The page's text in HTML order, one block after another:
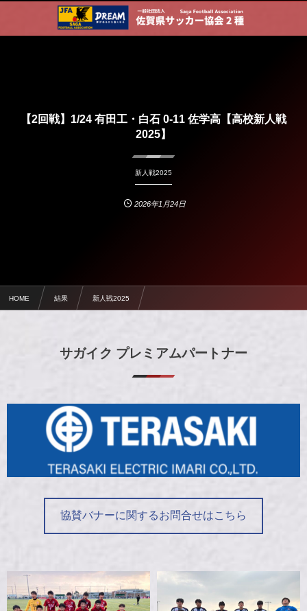
【2回戦】1/24 有田工・白石 0-11 佐学高【高校新人戦
2025】
新人戦2025
2026年1月24日
HOME 結果 新人戦2025
サガイク プレミアムパートナー
協賛バナーに関するお問合せはこちら